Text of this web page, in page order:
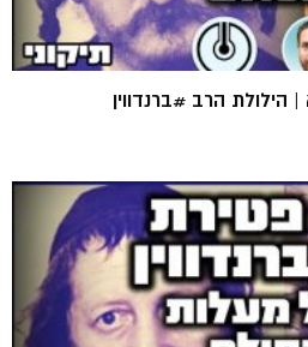
הילולת הרב #ברנדווין